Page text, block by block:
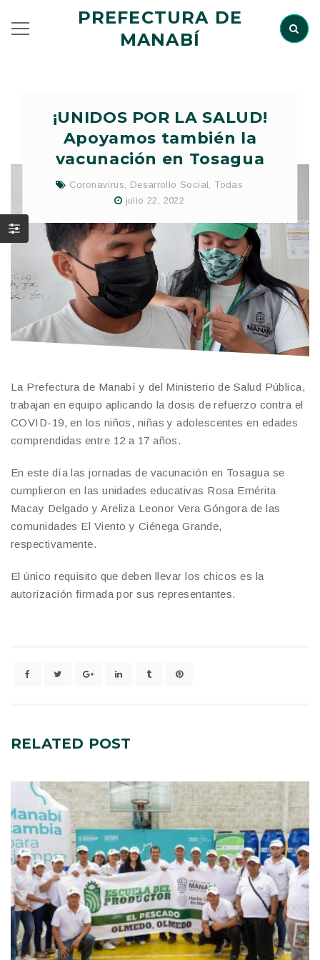
PREFECTURA DE
MANABÍ
¡UNIDOS POR LA SALUD!
Apoyamos también la
vacunación en Tosagua
Coronavirus Desarrollo Social
Todas
julio 22, 2022
La Prefectura de Manabí y del Ministerio de Salud Pública,
trabajan en equipo aplicando la dosis de refuerzo contra el
COVID-19, en los niños, niñas y adolescentes en edades
comprendidas entre 12 a 17 años.
En este día las jornadas de vacunación en Tosagua se
cumplieron en las unidades educativas Rosa Emérita
Macay Delgado y Areliza Leonor Vera Góngora de las
comunidades El Viento y Ciénega Grande,
respectivamente.
El único requisito que deben llevar los chicos es la
autorización firmada por sus representantes.
RELATED POST